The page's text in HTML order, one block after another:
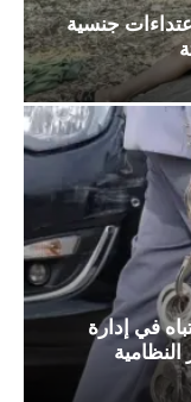
جنسية
في إدارة